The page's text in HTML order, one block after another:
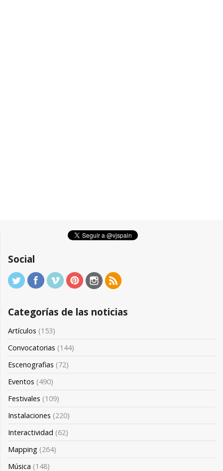
Social
Categorías de las noticias
Artículos (153)
Convocatorias (144)
Escenografias (72)
Eventos (490)
Festivales (109)
Instalaciones (220)
Interactividad (62)
Mapping (264)
Música (148)